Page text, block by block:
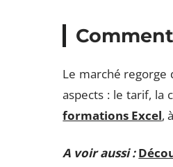
Le marché regorge
aspects : le tarif, la
formations Excel,
A voir aussi :